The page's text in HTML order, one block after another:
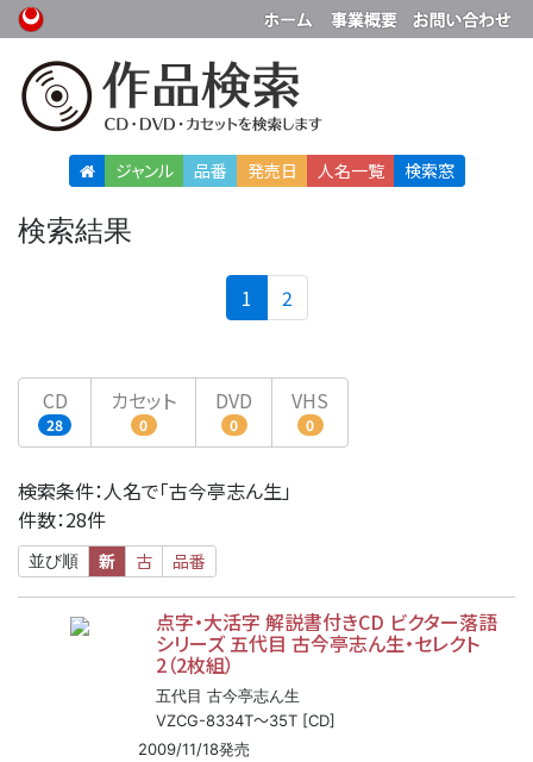
ジャンル 品番 発売日 人名一覧 検索窓
検索結果
1 (current)
2
CD
28
カセット
0
DVD
0
VHS
0
検索条件：人名で「古今亭志ん生」
件数：28件
並び順 新 古 品番
点字・大活字 解説書付きCD ビクター落語
シリーズ 五代目 古今亭志ん生・セレクト
2（2枚組）
五代目 古今亭志ん生
VZCG-8334T〜35T [CD]
2009/11/18発売